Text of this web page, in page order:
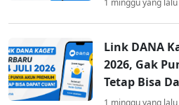
1 minggu yang lalu
Link DANA
2026, Gak
Tetap Bisa